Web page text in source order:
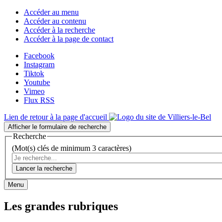
Accéder au menu
Accéder au contenu
Accéder à la recherche
Accéder à la page de contact
Facebook
Instagram
Tiktok
Youtube
Vimeo
Flux RSS
Lien de retour à la page d'accueil
Afficher le formulaire de recherche
Recherche
(Mot(s) clés de minimum 3 caractères)
Lancer la recherche
Menu
Les grandes rubriques